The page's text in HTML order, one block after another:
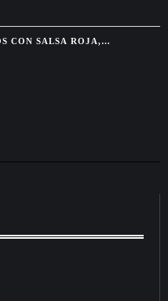
CON SALSA ROJA,
Y SABOR DE DESAYUNO